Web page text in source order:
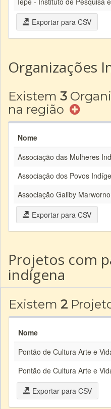
Exportar para CSV
Organizações
Existem 3
na região
Nome
Associação das Mulheres
Associação dos Povos
Associação Galiby Marworno
Exportar para CSV
Projetos com
indígena
Existem 2
Nome
Pontão de Cultura Arte e
Pontão de Cultura Arte e
Exportar para CSV